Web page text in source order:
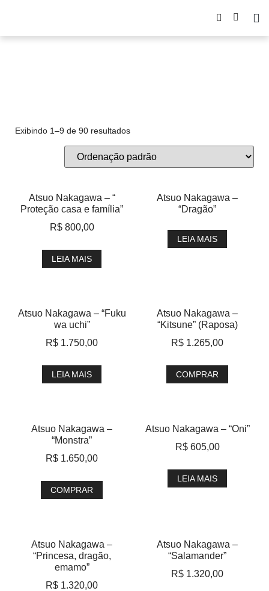
Exibindo 1–9 de 90 resultados
Atsuo Nakagawa – “
Proteção casa e família”
R$800,00
LEIA MAIS
Atsuo Nakagawa –
“Dragão”
LEIA MAIS
Atsuo Nakagawa – “Fuku
wa uchi”
R$ 1.750,00
LEIA MAIS
Atsuo Nakagawa –
“Kitsune” (Raposa)
R$ 1.265,00
COMPRAR
Atsuo Nakagawa –
“Monstra”
R$ 1.650,00
COMPRAR
Atsuo Nakagawa – “Oni”
R$605,00
LEIA MAIS
Atsuo Nakagawa –
“Princesa, dragão,
emamo”
R$ 1.320,00
Atsuo Nakagawa –
“Salamander”
R$ 1.320,00